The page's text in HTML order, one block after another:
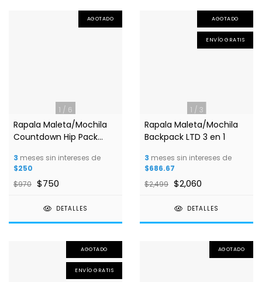
1 / 6
AGOTADO
Rapala Maleta/Mochila
Countdown Hip Pack
3 meses sin intereses de
$250
$970 $750
DETALLES
1 / 3
AGOTADO
ENVÍO GRATIS
Rapala Maleta/Mochila
Backpack LTD 3 en 1
3 meses sin intereses de
$686.67
$2,499 $2,060
DETALLES
AGOTADO
ENVÍO GRATIS
AGOTADO